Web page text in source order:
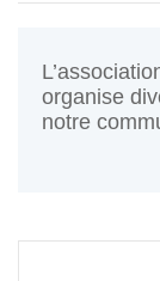
organise
notre